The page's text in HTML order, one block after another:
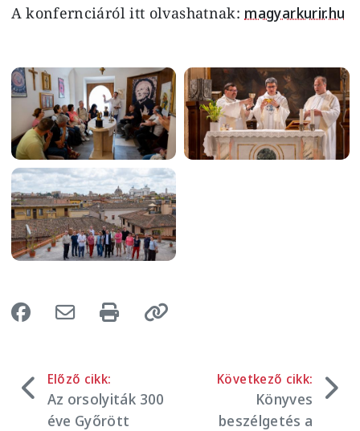
A konfernciáról itt olvashatnak: magyarkurir.hu
Image Image
Image
Előző cikk:
Az orsolyiták 300
éve Győrött
Következő cikk:
Könyves
beszélgetés a